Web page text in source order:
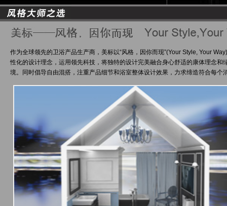
作为全球领先的卫浴产品生产商，美标以“风格，因你而现”(Your Style, Your
性化的设计理念，运用领先科技，将独特的设计完美融合身心舒适的康体理念和
境。同时倡导自由混搭，注重产品细节和浴室整体设计效果，力求缔造符合每个